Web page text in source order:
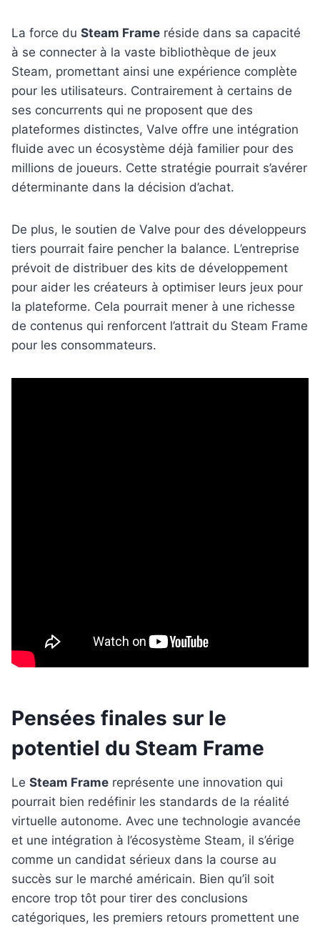
La force du Steam Frame réside dans sa capacité
à se connecter à la vaste bibliothèque de jeux
Steam, promettant ainsi une expérience complète
pour les utilisateurs. Contrairement à certains de
ses concurrents qui ne proposent que des
plateformes distinctes, Valve offre une intégration
fluide avec un écosystème déjà familier pour des
millions de joueurs. Cette stratégie pourrait s’avérer
déterminante dans la décision d’achat.
De plus, le soutien de Valve pour des développeurs
tiers pourrait faire pencher la balance. L’entreprise
prévoit de distribuer des kits de développement
pour aider les créateurs à optimiser leurs jeux pour
la plateforme. Cela pourrait mener à une richesse
de contenus qui renforcent l’attrait du Steam Frame
pour les consommateurs.
Pensées finales sur le
potentiel du Steam Frame
Le Steam Frame représente une innovation qui
pourrait bien redéfinir les standards de la réalité
virtuelle autonome. Avec une technologie avancée
et une intégration à l’écosystème Steam, il s’érige
comme un candidat sérieux dans la course au
succès sur le marché américain. Bien qu’il soit
encore trop tôt pour tirer des conclusions
catégoriques, les premiers retours promettent une